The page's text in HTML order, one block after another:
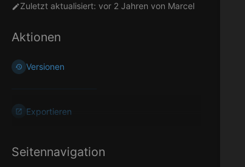
Zuletzt aktualisiert: vor 2 Jahren von Marcel
Aktionen
Versionen
Exportieren
Seitennavigation